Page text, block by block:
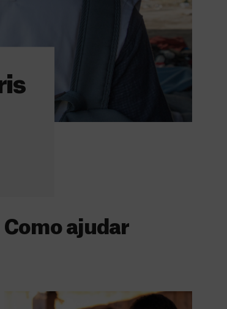
Como ajudar
ajuda-nos a levar cuidados médicos
a quem mais precisa.